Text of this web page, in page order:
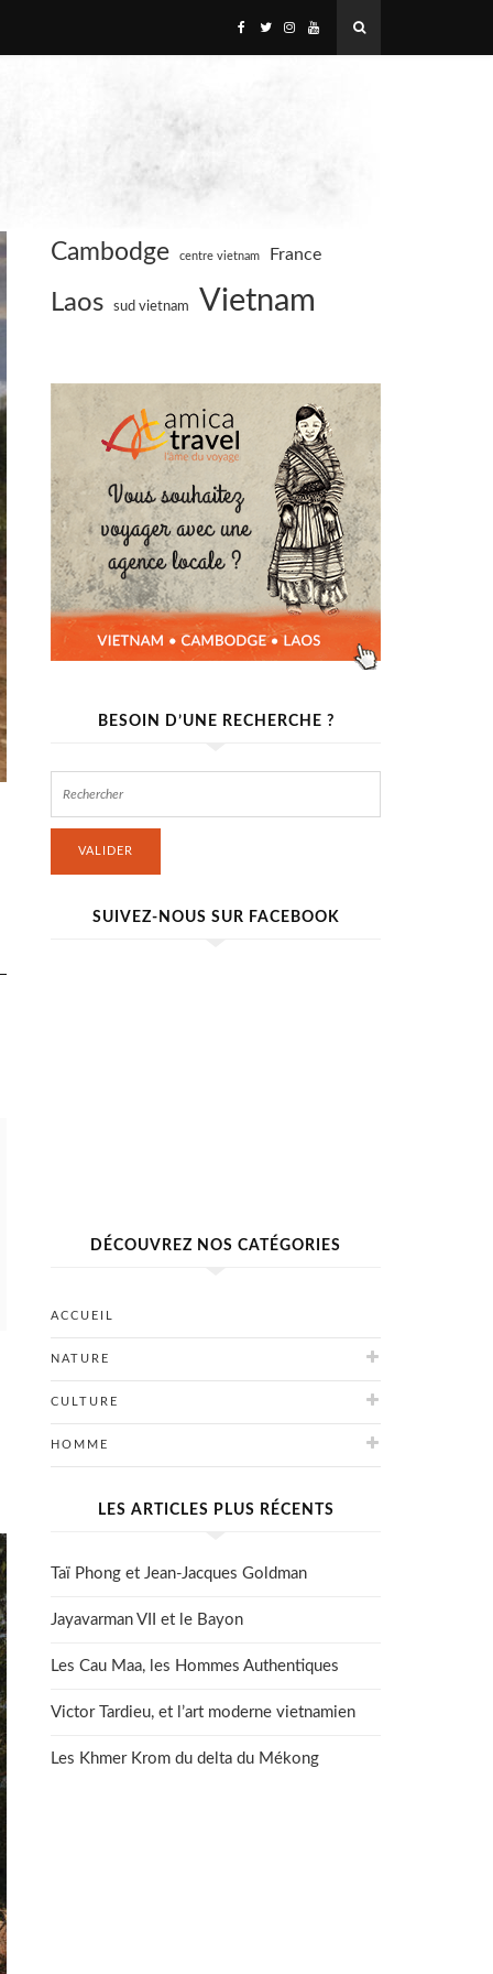
Cambodge centre vietnam France
Laos sud vietnam Vietnam
BESOIN D’UNE RECHERCHE ?
VALIDER
SUIVEZ-NOUS SUR FACEBOOK
DÉCOUVREZ NOS CATÉGORIES
ACCUEIL
NATURE
CULTURE
HOMME
LES ARTICLES PLUS RÉCENTS
Taï Phong et Jean-Jacques Goldman
Jayavarman VII et le Bayon
Les Cau Maa, les Hommes Authentiques
Victor Tardieu, et l’art moderne vietnamien
Les Khmer Krom du delta du Mékong